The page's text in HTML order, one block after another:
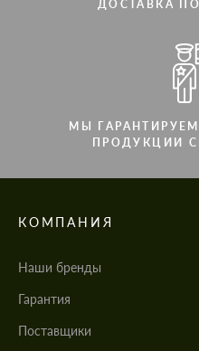
ДОСТАВКА
МЫ
ПРОДУКЦИИ
КОМПАНИЯ
Наши бренды
Гарантия
Поставщики